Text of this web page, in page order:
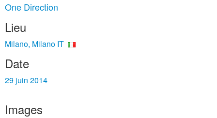
One Direction
Lieu
Milano, Milano IT
Date
29 juin 2014
Images